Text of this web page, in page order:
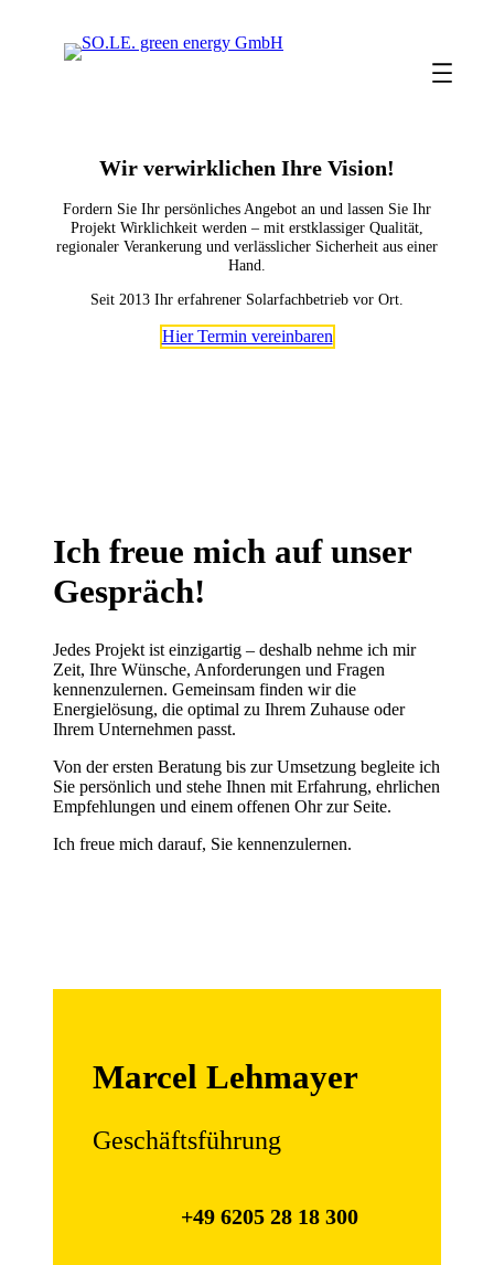
Wir verwirklichen Ihre Vision!
Fordern Sie Ihr persönliches Angebot an und lassen Sie Ihr
Projekt Wirklichkeit werden – mit erstklassiger Qualität,
regionaler Verankerung und verlässlicher Sicherheit aus einer
Hand.
Seit 2013 Ihr erfahrener Solarfachbetrieb vor Ort.
Hier Termin vereinbaren
Ich freue mich auf unser
Gespräch!
Jedes Projekt ist einzigartig – deshalb nehme ich mir
Zeit, Ihre Wünsche, Anforderungen und Fragen
kennenzulernen. Gemeinsam finden wir die
Energielösung, die optimal zu Ihrem Zuhause oder
Ihrem Unternehmen passt.
Von der ersten Beratung bis zur Umsetzung begleite ich
Sie persönlich und stehe Ihnen mit Erfahrung, ehrlichen
Empfehlungen und einem offenen Ohr zur Seite.
Ich freue mich darauf, Sie kennenzulernen.
Marcel Lehmayer
Geschäftsführung
+49 6205 28 18 300